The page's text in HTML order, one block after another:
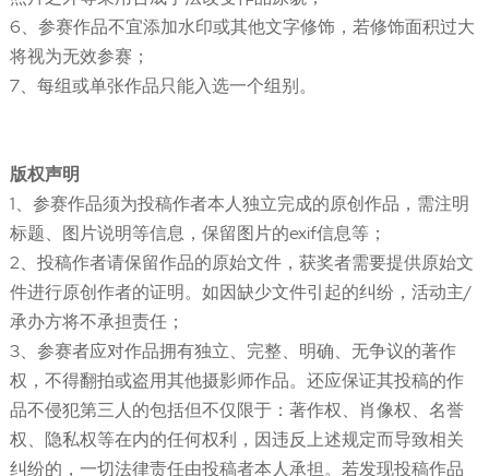
6、参赛作品不宜添加水印或其他文字修饰，若修饰面积过大
将视为无效参赛；
7、每组或单张作品只能入选一个组别。
版权声明
1、参赛作品须为投稿作者本人独立完成的原创作品，需注明
标题、图片说明等信息，保留图片的exif信息等；
2、投稿作者请保留作品的原始文件，获奖者需要提供原始文
件进行原创作者的证明。如因缺少文件引起的纠纷，活动主/
承办方将不承担责任；
3、参赛者应对作品拥有独立、完整、明确、无争议的著作
权，不得翻拍或盗用其他摄影师作品。还应保证其投稿的作
品不侵犯第三人的包括但不仅限于：著作权、肖像权、名誉
权、隐私权等在内的任何权利，因违反上述规定而导致相关
纠纷的，一切法律责任由投稿者本人承担。若发现投稿作品